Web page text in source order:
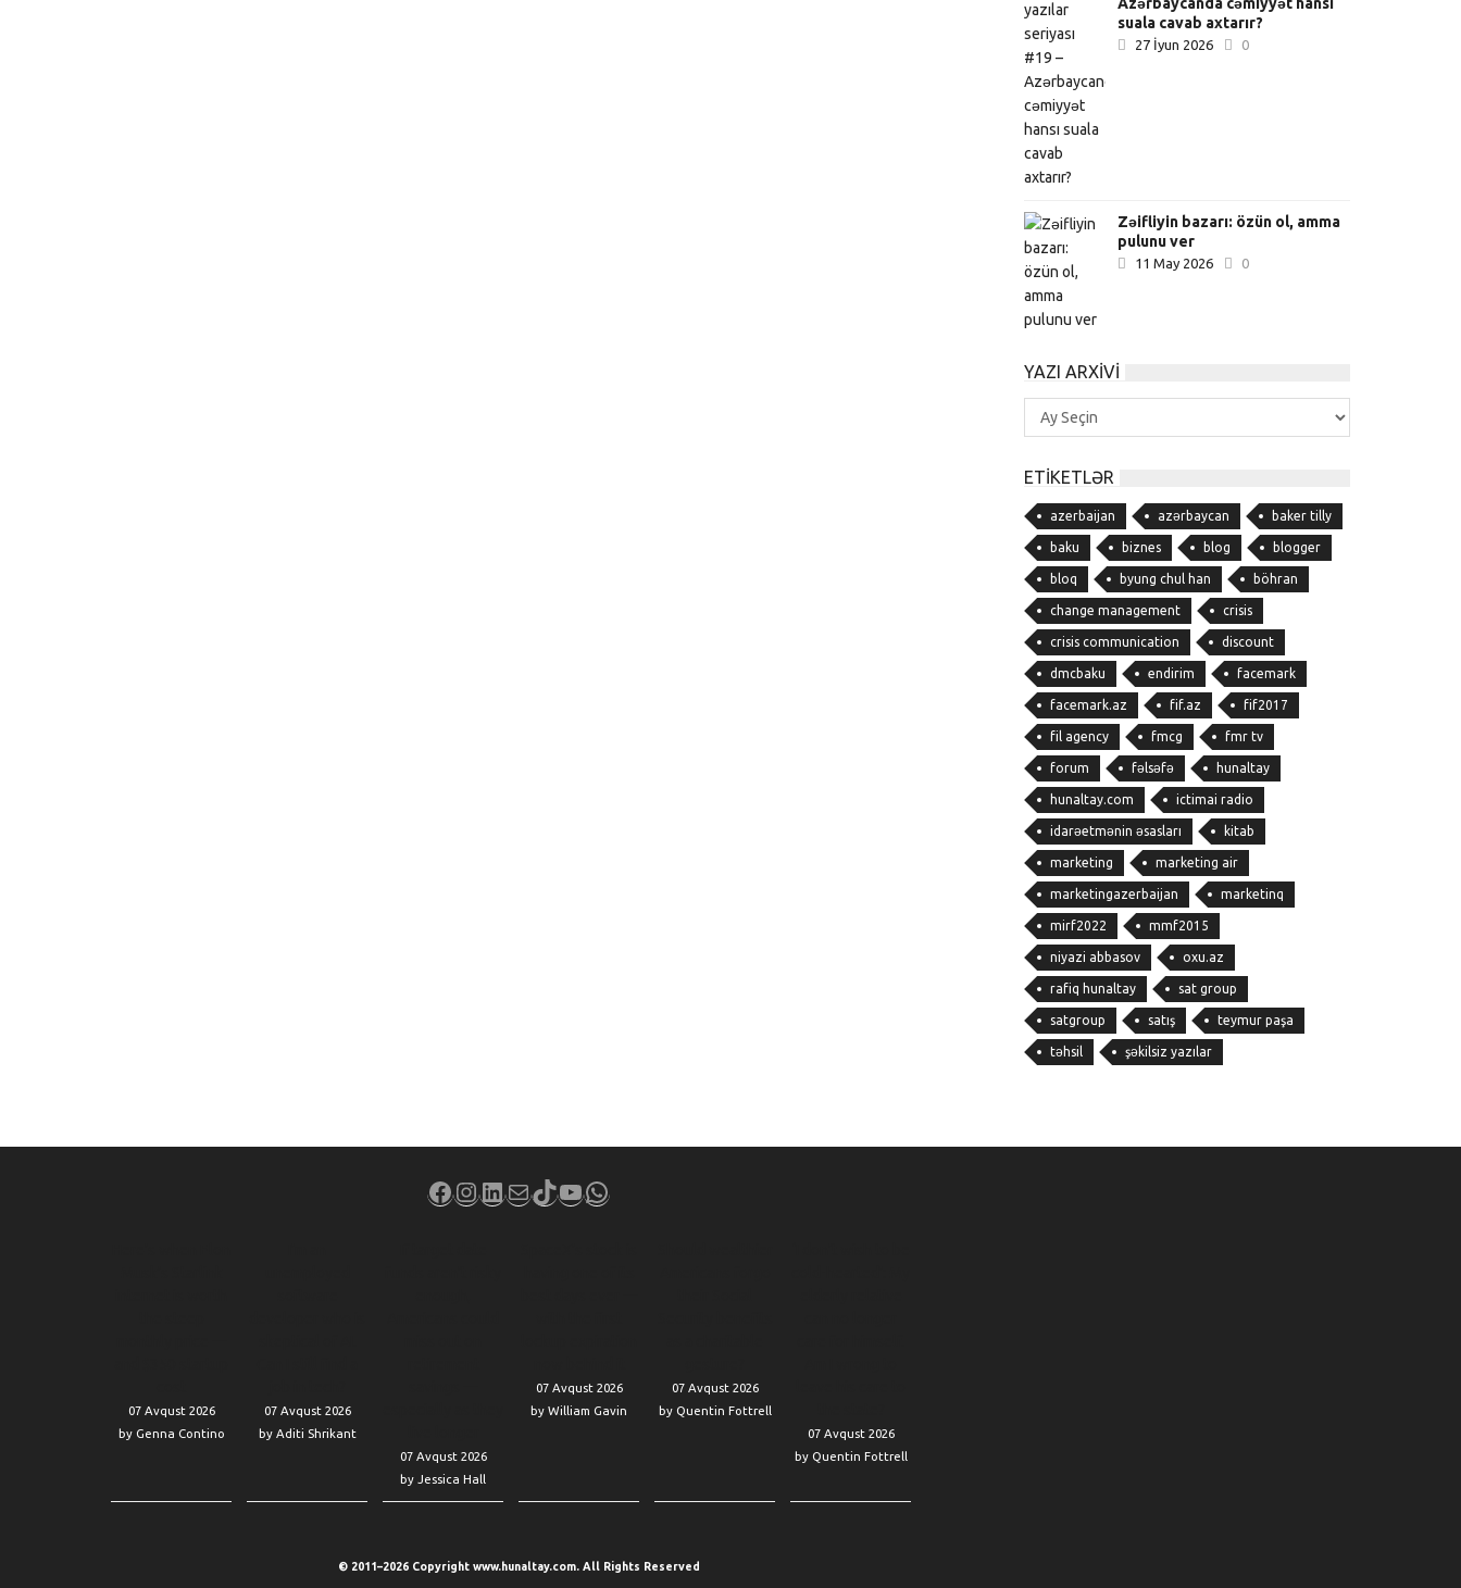
suala cavab axtarır?
27 İyun 2026 0
Zəifliyin bazarı: özün ol, amma
pulunu ver
11 May 2026 0
YAZI ARXIVI
Yazı
Arxivi
ETIKETLƏR
azerbaijan azərbaycan baker tilly
baku biznes blog blogger
bloq byung chul han böhran
change management crisis
crisis communication discount
dmcbaku endirim facemark
facemark.az fif.az fif2017
fil agency fmcg fmr tv
forum fəlsəfə hunaltay
hunaltay.com ictimai radio
idarəetmənin əsasları kitab
marketing marketing air
marketingazerbaijan marketinq
mirf2022 mmf2015
niyazi abbasov oxu.az
rafiq hunaltay sat group
satgroup satış teymur paşa
təhsil şəkilsiz yazılar
Facebook
Instagram
LinkedIn
MailTikTok
YouTube
WhatsApp
07 Avqust 2026
by Genna Contino
07 Avqust 2026
by Aditi Shrikant
07 Avqust 2026
by Jessica Hall
07 Avqust 2026
by William Gavin
07 Avqust 2026
by Quentin Fottrell
07 Avqust 2026
by Quentin Fottrell
© 2011–2026 Copyright www.hunaltay.com. All Rights Reserved